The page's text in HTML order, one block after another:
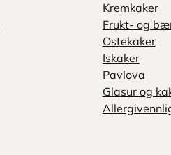
Kremkaker
Frukt- og
Ostekaker
Iskaker
Pavlova
Glasur og